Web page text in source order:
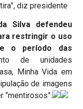
diz presidente
Silva defendeu
restringir o uso
o período das
de unidades
Minha Vida em
de imagens
“mentirosos”.